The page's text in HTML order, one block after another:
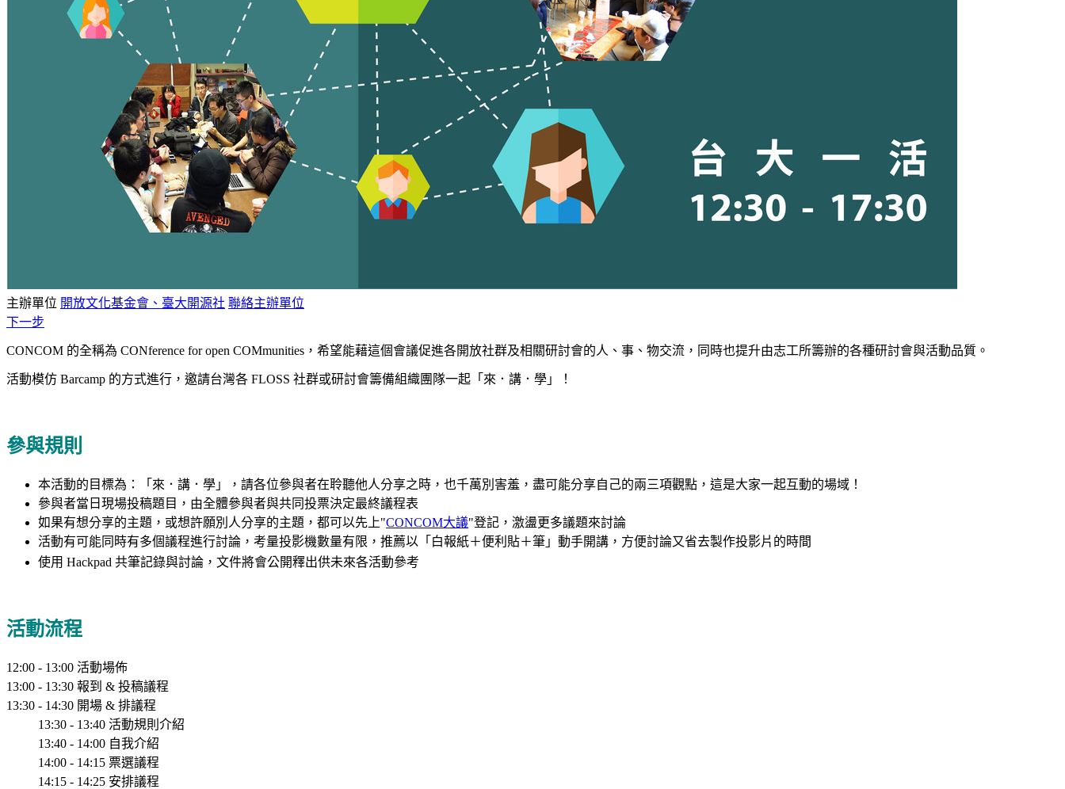
主辦單位 開放文化基金會、臺大開源社 聯絡主辦單位
下一步
CONCOM 的全稱為 CONference for open COMmunities，希望能藉這個會議促進各開放社群及相關研討會的人、事、物交流，同時也提升由志工所籌辦的各種研討會與活動品質。
活動模仿 Barcamp 的方式進行， 邀請台灣各 FLOSS 社群或研討會籌備組織團隊一起「來．講．學」！
參與規則
本活動的目標為：「來．講．學」，請各位參與者在聆聽他人分享之時，也千萬別害羞，盡可能分享自己的兩三項觀點，這是大家一起互動的場域！
參與者當日現場投稿題目，由全體參與者與共同投票決定最終議程表
如果有想分享的主題，或想許願別人分享的主題，都可以先上"CONCOM大議"登記，激盪更多議題來討論
活動有可能同時有多個議程進行討論，考量投影機數量有限，推薦以「白報紙＋便利貼＋筆 」動手開講，方便討論又省去製作投影片的時間
使用 Hackpad 共筆記錄與討論， 文件將會公開釋出供未來各活動參考
活動流程
12:00 - 13:00 活動場佈
13:00 - 13:30 報到 & 投稿議程
13:30 - 14:30 開場 & 排議程
13:30 - 13:40 活動規則介紹
13:40 - 14:00 自我介紹
14:00 - 14:15 票選議程
14:15 - 14:25 安排議程